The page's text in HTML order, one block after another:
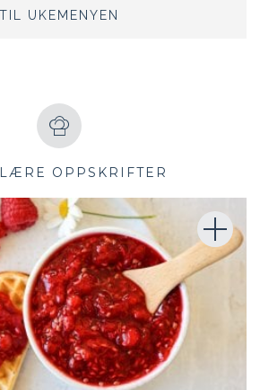
TIL UKEMENYEN
OPPSKRIFTER